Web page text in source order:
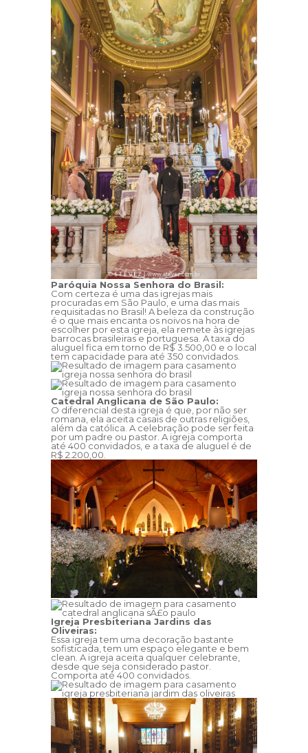
Paróquia Nossa Senhora do Brasil:
Com certeza é uma das igrejas mais
procuradas em São Paulo, e uma das mais
requisitadas no Brasil! A beleza da construção
é o que mais encanta os noivos na hora de
escolher por esta igreja, ela remete às igrejas
barrocas brasileiras e portuguesa. A taxa do
aluguel fica em torno de R$ 3.500,00 e o local
tem capacidade para até 350 convidados.
Catedral Anglicana de São Paulo:
O diferencial desta igreja é que, por não ser
romana, ela aceita casais de outras religiões,
além da católica. A celebração pode ser feita
por um padre ou pastor. A igreja comporta
até 400 convidados, e a taxa de aluguel é de
R$ 2.200,00.
Igreja Presbiteriana Jardins das
Oliveiras:
Essa igreja tem uma decoração bastante
sofisticada, tem um espaço elegante e bem
clean. A igreja aceita qualquer celebrante,
desde que seja considerado pastor.
Comporta até 400 convidados.